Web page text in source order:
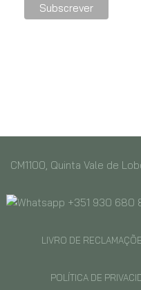
CM1100, Quinta Vale de
+351 930 680
LIVRO DE
POLÍTICA DE